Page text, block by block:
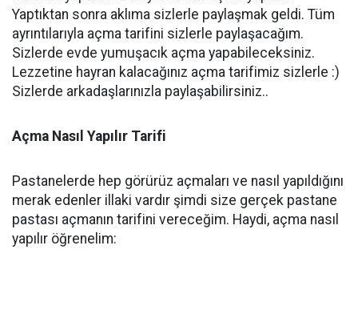
Yaptıktan sonra aklıma sizlerle paylaşmak geldi. Tüm
ayrıntılarıyla açma tarifini sizlerle paylaşacağım.
Sizlerde evde yumuşacık açma yapabileceksiniz.
Lezzetine hayran kalacağınız açma tarifimiz sizlerle :)
Sizlerde arkadaşlarınızla paylaşabilirsiniz..
Açma Nasıl Yapılır Tarifi
Pastanelerde hep görürüz açmaları ve nasıl yapıldığını
merak edenler illaki vardır şimdi size gerçek pastane
pastası açmanın tarifini vereceğim. Haydi, açma nasıl
yapılır öğrenelim: